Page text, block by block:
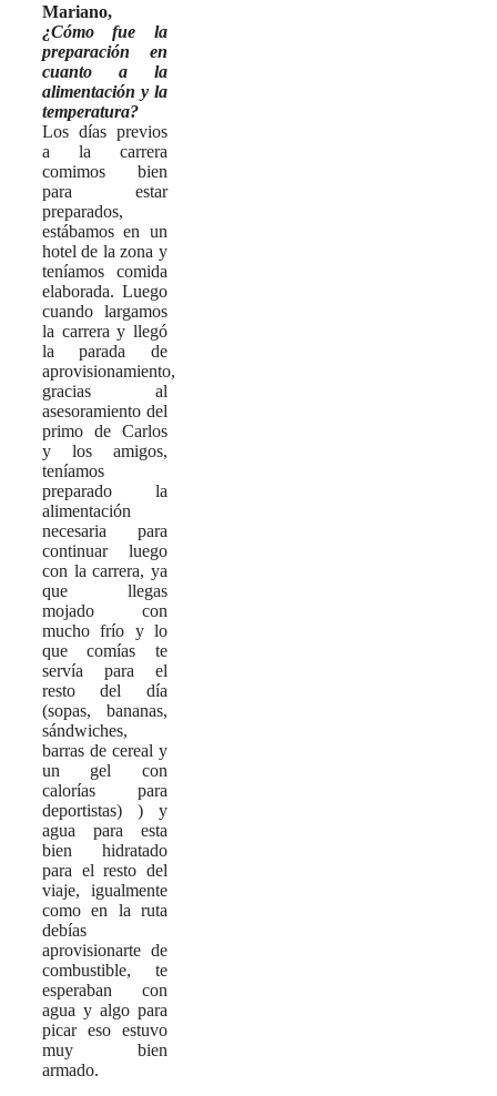
Mariano,
¿Cómo fue la
preparación en
cuanto a la
alimentación y la
temperatura?
Los días previos
a la carrera
comimos bien
para estar
preparados,
estábamos en un
hotel de la zona y
teníamos comida
elaborada. Luego
cuando largamos
la carrera y llegó
la parada de
aprovisionamiento,
gracias al
asesoramiento del
primo de Carlos
y los amigos,
teníamos
preparado la
alimentación
necesaria para
continuar luego
con la carrera, ya
que llegas
mojado con
mucho frío y lo
que comías te
servía para el
resto del día
(sopas, bananas,
sándwiches,
barras de cereal y
un gel con
calorías para
deportistas) ) y
agua para esta
bien hidratado
para el resto del
viaje, igualmente
como en la ruta
debías
aprovisionarte de
combustible, te
esperaban con
agua y algo para
picar eso estuvo
muy bien
armado.